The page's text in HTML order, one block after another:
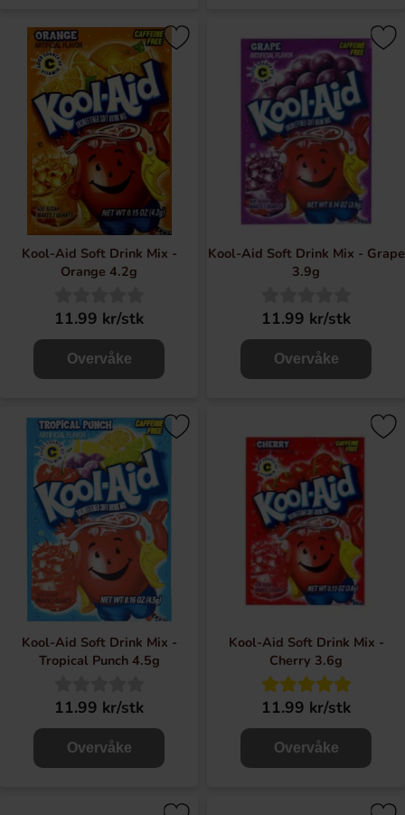
Kool-Aid Soft Drink Mix -
Orange 4.2g
11.99 kr/stk
Overvåke
Kool-Aid Soft Drink Mix - Grape
3.9g
11.99 kr/stk
Overvåke
Kool-Aid Soft Drink Mix -
Tropical Punch 4.5g
11.99 kr/stk
Overvåke
Kool-Aid Soft Drink Mix -
Cherry 3.6g
11.99 kr/stk
Overvåke